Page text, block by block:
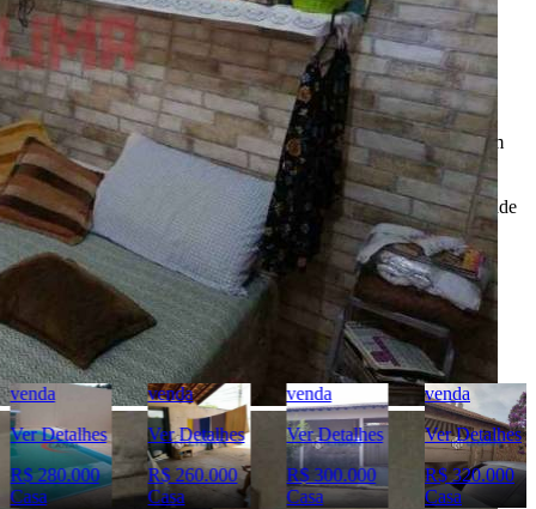
* Valores, disponibilidade e demais informações estão sujeitas à
alterações. SEMPRE consulte o anunciante sobre as condições e
informações atualizadas do imóvel anunciado.
OPortal Casa Bauru, incluindo todos seus colaboradores, não
realizam qualquer intermediação e não participam de nenhuma
negociação dos imóveis anunciados.
Todas as informações e imagens deste anúncio fazem parte de um
anúncio publicitário e foram fornecidas pelo anunciante Lima
Imóveis.
OPortal Casa Bauru
não tem controle e não garante a veracidade
destas informações.
Móveis e demais objetos exibidos nas fotos não fazem parte da
oferta. Contate o anunciante para confirmar a disponibilidade e
condições detalhadas para negociação deste imóvel.
Imóveis Similares
venda
Ver Detalhes
R$ 260.000
Casa
venda
Ver Detalhes
R$ 300.000
Casa
venda
Ver Detalhes
R$ 320.000
Casa
venda
Ver Detalhes
R$ 240.000
Casa